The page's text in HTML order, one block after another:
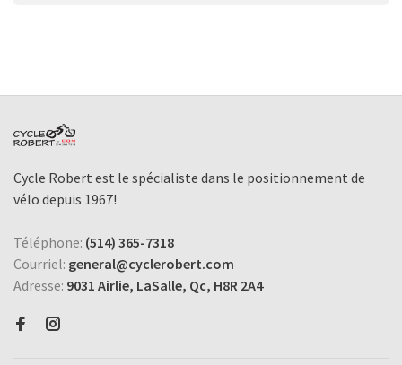
Cycle Robert est le spécialiste dans le positionnement de
vélo depuis 1967!
Téléphone: (514) 365-7318
Courriel: general@cyclerobert.com
Adresse: 9031 Airlie, LaSalle, Qc, H8R 2A4